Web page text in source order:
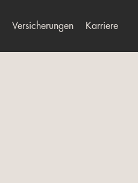
Versicherungen Karriere